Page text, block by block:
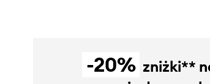
-20% zniżki**